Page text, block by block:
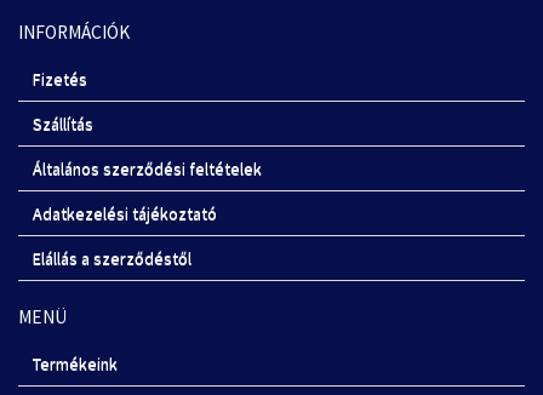
INFORMÁCIÓK
Fizetés
Szállítás
Általános szerződési feltételek
Adatkezelési tájékoztató
Elállás a szerződéstől
MENÜ
Termékeink